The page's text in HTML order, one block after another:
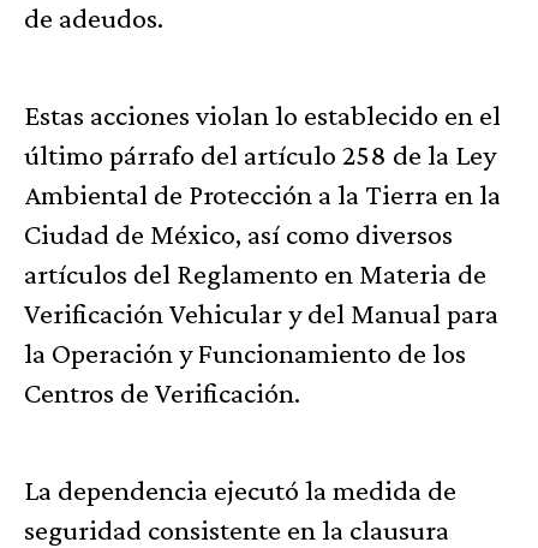
de adeudos.
Estas acciones violan lo establecido en el
último párrafo del artículo 258 de la Ley
Ambiental de Protección a la Tierra en la
Ciudad de México, así como diversos
artículos del Reglamento en Materia de
Verificación Vehicular y del Manual para
la Operación y Funcionamiento de los
Centros de Verificación.
La dependencia ejecutó la medida de
seguridad consistente en la clausura